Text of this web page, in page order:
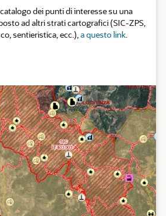
dei punti di interesse su una
ad altri strati cartografici (SIC-ZPS,
sentieristica, ecc.),a questo link.